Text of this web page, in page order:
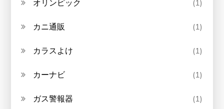
オリンピック (1)
カニ通販 (1)
カラスよけ (1)
カーナビ (1)
ガス警報器 (1)